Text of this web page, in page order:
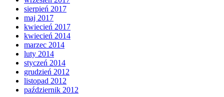
sierpień 2017
maj 2017
kwiecień 2017
kwiecień 2014
marzec 2014
luty 2014
styczeń 2014
grudzień 2012
listopad 2012
październik 2012